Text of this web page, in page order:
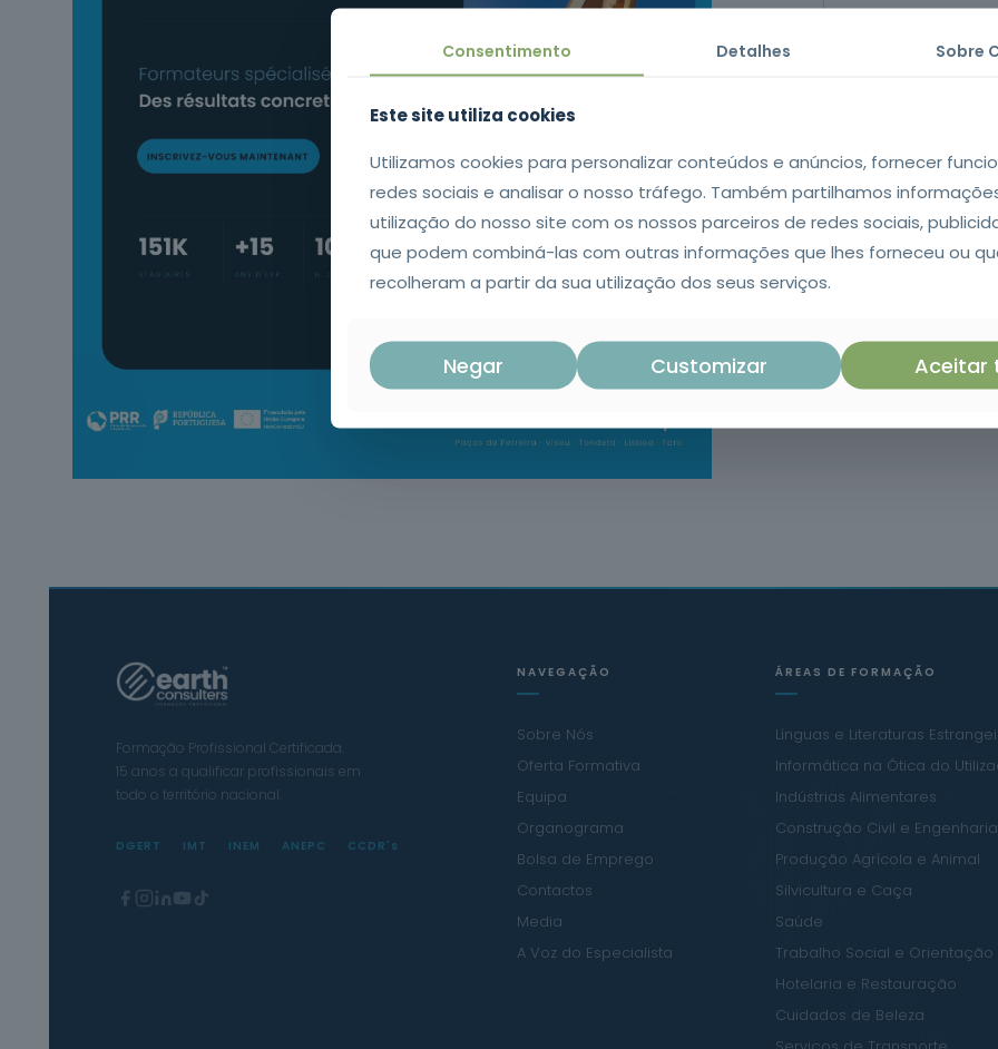
Nombre de
Localisation
Date souhaitée
Formação Profissional Certificada.
15 anos a qualificar profissionais em
todo o território nacional.
DGERT IMT INEM ANEPC CCDR's
NAVEGAÇÃO
Sobre Nós
Oferta Formativa
Equipa
Organograma
Bolsa de Emprego
Contactos
Media
A Voz do Especialista
ÁREAS DE FORMAÇÃO
Línguas e Literaturas
Informática na Ótica do
Indústrias Alimentares
Construção Civil e
Produção Agrícola e Animal
Silvicultura e Caça
Saúde
Trabalho Social e Orientação
Hotelaria e Restauração
Cuidados de Beleza
Consentimento Detalhes Sobre
Este site utiliza cookies
Utilizamos cookies para personalizar conteúdos e anúncios, fornecer
redes sociais e analisar o nosso tráfego. Também partilhamos
utilização do nosso site com os nossos parceiros de redes sociais,
que podem combiná-las com outras informações que lhes forneceu ou
recolheram a partir da sua utilização dos seus serviços.
Negar Customizar Aceitar